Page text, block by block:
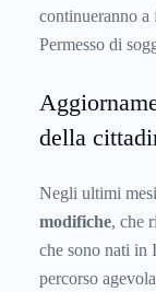
continueranno
Permesso di
della
Negli ultimi
modifiche, che
che sono nati in
percorso